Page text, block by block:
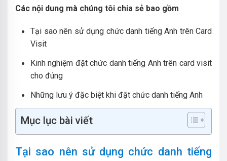
Các nội dung mà chúng tôi chia sẻ bao gồm
Tại sao nên sử dụng chức danh tiếng Anh trên Card
Visit
Kinh nghiệm đặt chức danh tiếng Anh trên card visit
cho đúng
Những lưu ý đặc biệt khi đặt chức danh tiếng Anh
Mục lục bài viết
Tại sao nên sử dụng chức danh tiếng